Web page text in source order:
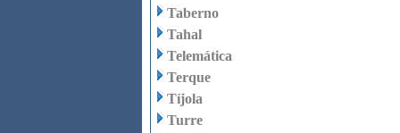
Taberno
Tahal
Telemática
Terque
Tíjola
Turre